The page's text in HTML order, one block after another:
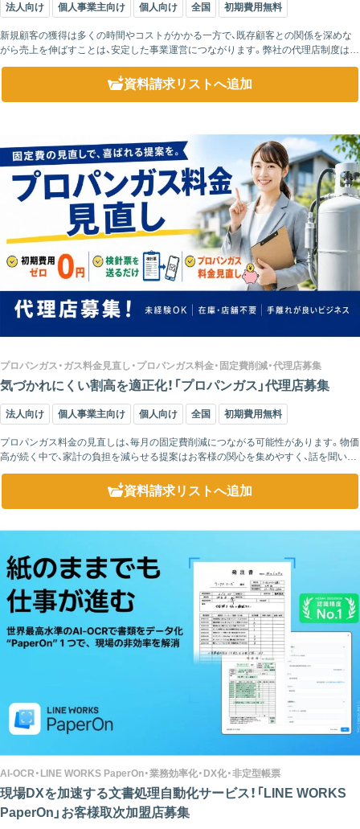
法人向け 個人事業主向け 個人向け 全国 初期費用無料
新規顧客の獲得は多くの時間やコストがかかる一方で、既存顧客との関係を深めな
がら売上を伸ばすことは、安定した事業運営につながります。弊社の代理店制度は、
資料請求リストへ追加
プロパンガス・ガス料金見直し・プロパンガス料金・固定費削減・代理店募集
気づかれにくい割高を適正化！「プロパンガス」代理店募集
法人向け 個人事業主向け 個人向け 全国 初期費用無料
プロパンガス料金の見直しは、毎月の固定費削減につながる可能性があります。物価
高が続く中で、家計の負担を減らせる提案はお客様の関心を集めやすく、話を聞いて
もらいやすい商材です。 代理店様が行うのは、商品を強く売り込む営業...
資料請求リストへ追加
AI-OCR・LINE WORKS PaperOn・業務効率化・DX化・非定型帳票
現場DXを加速する文書処理自動化サービス！「LINE WORKS
PaperOn」お客様取次加盟店募集